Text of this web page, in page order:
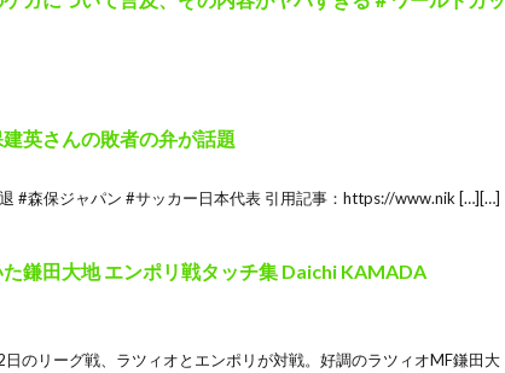
英さんの敗者の弁が話題
#森保ジャパン #サッカー日本代表 引用記事：https://www.nik […][…]
鎌田大地 エンポリ戦タッチ集 Daichi KAMADA
のリーグ戦、ラツィオとエンポリが対戦。好調のラツィオMF鎌田大